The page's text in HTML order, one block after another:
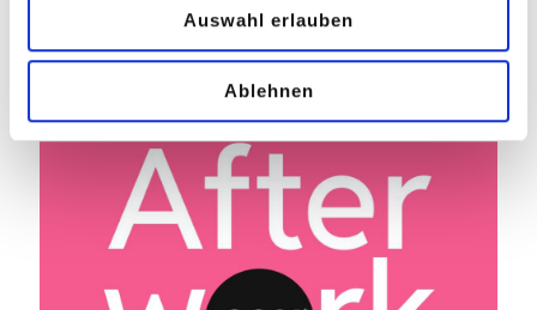
Auswahl erlauben
Ablehnen
Read more